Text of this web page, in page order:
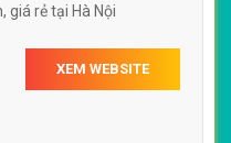
giá rẻ tại Hà Nội
XEM WEBSITE